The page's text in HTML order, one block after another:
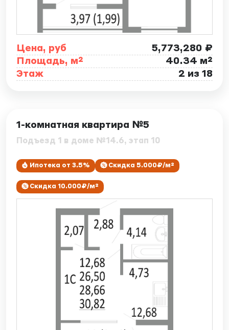
Цена, руб
5,773,280 ₽
Площадь, м²
40.34 м²
Этаж
2 из 18
1-комнатная квартира №5
Подъезд 1 в доме №14.6, этап 10
Ипотека от 3.5% Скидка 5.000₽/м²
Скидка 10.000₽/м²